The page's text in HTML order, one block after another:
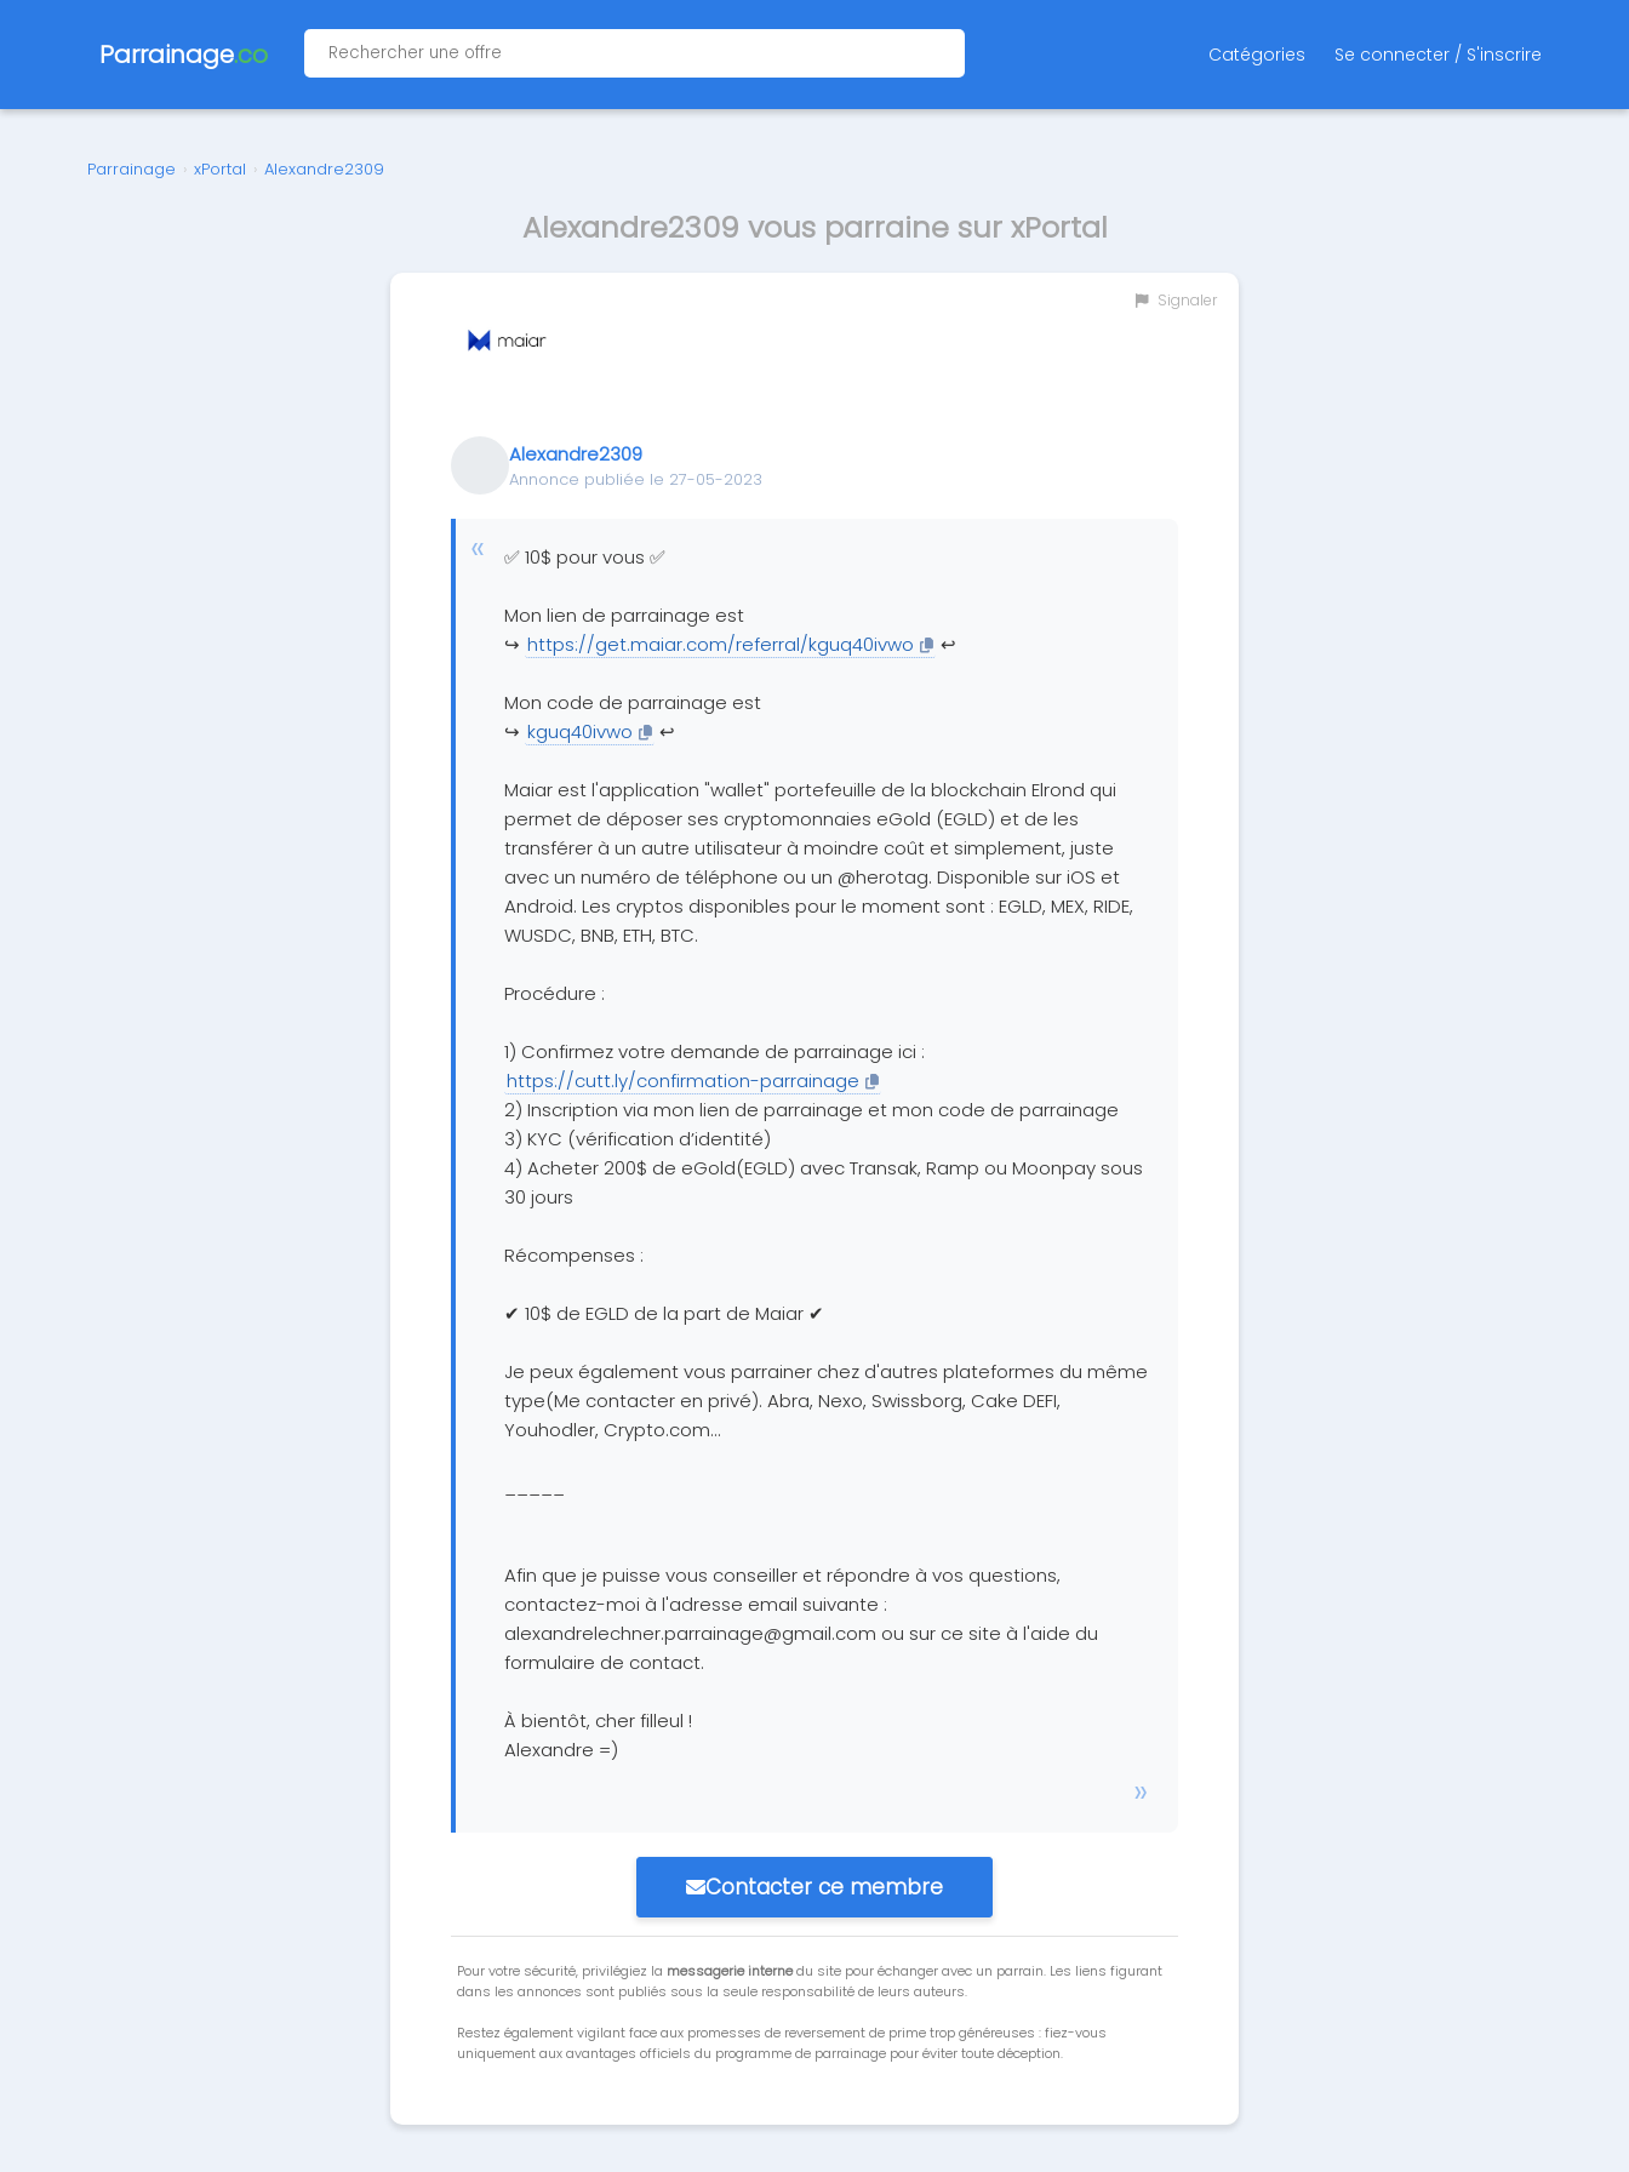
Parrainage.co Catégories Se connecter / S'inscrire
Parrainage › xPortal › Alexandre2309
Alexandre2309 vous parraine sur xPortal
Signaler
Alexandre2309
Annonce publiée le 27-05-2023
✅ 10$ pour vous ✅
Mon lien de parrainage est
↪️ https://get.maiar.com/referral/kguq40ivwo ↩️
Mon code de parrainage est
↪️ kguq40ivwo ↩️
Maiar est l'application "wallet" portefeuille de la blockchain Elrond qui
permet de déposer ses cryptomonnaies eGold (EGLD) et de les
transférer à un autre utilisateur à moindre coût et simplement, juste
avec un numéro de téléphone ou un @herotag. Disponible sur iOS et
Android. Les cryptos disponibles pour le moment sont : EGLD, MEX, RIDE,
WUSDC, BNB, ETH, BTC.
Procédure :
1) Confirmez votre demande de parrainage ici :
https://cutt.ly/confirmation-parrainage
2) Inscription via mon lien de parrainage et mon code de parrainage
3) KYC (vérification d’identité)
4) Acheter 200$ de eGold(EGLD) avec Transak, Ramp ou Moonpay sous
30 jours
Récompenses :
✔ 10$ de EGLD de la part de Maiar ✔
Je peux également vous parrainer chez d'autres plateformes du même
type(Me contacter en privé). Abra, Nexo, Swissborg, Cake DEFI,
Youhodler, Crypto.com...
Afin que je puisse vous conseiller et répondre à vos questions,
contactez-moi à l'adresse email suivante :
alexandrelechner.parrainage@gmail.com ou sur ce site à l'aide du
formulaire de contact.
À bientôt, cher filleul !
Alexandre =)
Contacter ce membre
Pour votre sécurité, privilégiez la messagerie internedu site pour échanger avec un parrain. Les liens figurant
dans les annonces sont publiés sous la seule responsabilité de leurs auteurs.
Restez également vigilant face aux promesses de reversement de prime trop généreuses : fiez-vous
uniquement aux avantages officiels du programme de parrainage pour éviter toute déception.